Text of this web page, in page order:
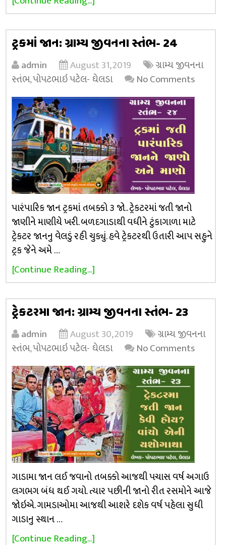
ટ્રકમાં જાન: ગ્રામ્ય જીવનના સ્તંભ- 24
admin August 31, 2019
ગ્રામ્ય જીવનના
સ્તંભ,પોપટભાઇ પટેલ- ઘેલડા No Comments
પારંપારિક જાન ટ્રકમાં તબક્કો ૩ જો.. ટ્રેકટરમાં જતી જાનો
જાણીને માણીયે ખરી. બળદગાડાથી વધીને ટુંકાગાળા માટે
ટ્રેકટર જાનનુ વેલડું રહી ચુક્યું. હવે ટ્રેકટરથી ઉતારી આપ સહુને
ટ્રક જેને અમે …
[Continue Reading...]
ટ્રેકટરમા જાન: ગ્રામ્ય જીવનના સ્તંભ- 23
admin August 30, 2019
ગ્રામ્ય જીવનના
સ્તંભ,પોપટભાઇ પટેલ- ઘેલડા No Comments
ગાડામા જાન લઈ જવાનો તબક્કો આજથી પચાસ વર્ષ અગાઉ
લગભગ બંધ થઈ ગયો. ત્યાર પછીની જાનો રીત રસમોને આજે
જોઇએ. ગામડાઓમા આજથી આશરે દશેક વર્ષ પહેલા સુધી
ગાડાનુ સ્થાન …
[Continue Reading...]